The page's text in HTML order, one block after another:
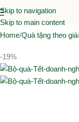
Skip to navigation
Skip to main content
Home Quà tặng theo giá
-19%